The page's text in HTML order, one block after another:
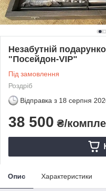
Незабутній
"Посейдон-VIP"
Під замовлення
Роздріб
Відправка з 18 серпня
38 500 ₴/
Опис Характеристики